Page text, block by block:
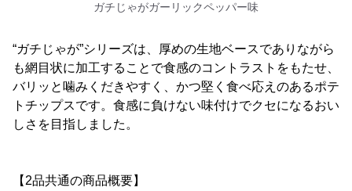
ガチじゃがガーリックペッパー味
“ガチじゃが”シリーズは、厚めの生地ベースでありながら
も網目状に加工することで食感のコントラストをもたせ、
バリッと噛みくだきやすく、かつ堅く食べ応えのあるポテ
トチップスです。食感に負けない味付けでクセになるおい
しさを目指しました。
【2品共通の商品概要】